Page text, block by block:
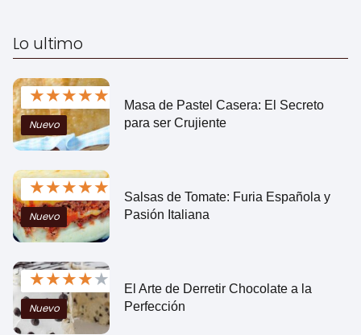
Lo ultimo
★★★★★
Nuevo
Masa de Pastel Casera: El Secreto
para ser Crujiente
★★★★★
Nuevo
Salsas de Tomate: Furia Española y
Pasión Italiana
★★★★★
Nuevo
El Arte de Derretir Chocolate a la
Perfección